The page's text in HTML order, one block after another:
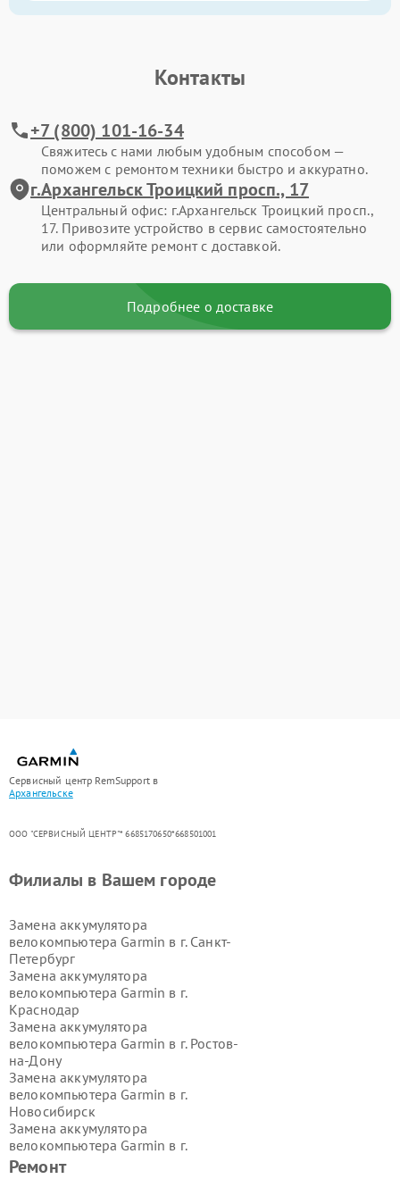
Контакты
+7 (800) 101-16-34
Свяжитесь с нами любым удобным способом —
поможем с ремонтом техники быстро и аккуратно.
г.Архангельск Троицкий просп., 17
Центральный офис: г.Архангельск Троицкий просп.,
17. Привозите устройство в сервис самостоятельно
или оформляйте ремонт с доставкой.
Подробнее о доставке
Сервисный центр RemSupport в
Архангельске
ООО "СЕРВИСНЫЙ ЦЕНТР"* 6685170650*668501001
Ремонт
Филиалы в Вашем городе
Замена аккумулятора
велокомпьютера Garmin в г. Санкт-
Петербург
Замена аккумулятора
велокомпьютера Garmin в г.
Краснодар
Замена аккумулятора
велокомпьютера Garmin в г. Ростов-
на-Дону
Замена аккумулятора
велокомпьютера Garmin в г.
Новосибирск
Замена аккумулятора
велокомпьютера Garmin в г.
Екатеринбург